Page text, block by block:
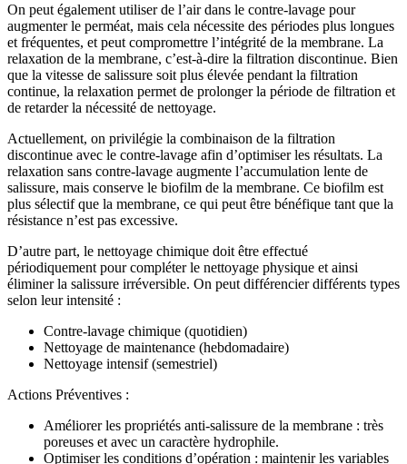
On peut également utiliser de l’air dans le contre-lavage pour
augmenter le perméat, mais cela nécessite des périodes plus longues
et fréquentes, et peut compromettre l’intégrité de la membrane. La
relaxation de la membrane, c’est-à-dire la filtration discontinue. Bien
que la vitesse de salissure soit plus élevée pendant la filtration
continue, la relaxation permet de prolonger la période de filtration et
de retarder la nécessité de nettoyage.
Actuellement, on privilégie la combinaison de la filtration
discontinue avec le contre-lavage afin d’optimiser les résultats. La
relaxation sans contre-lavage augmente l’accumulation lente de
salissure, mais conserve le biofilm de la membrane. Ce biofilm est
plus sélectif que la membrane, ce qui peut être bénéfique tant que la
résistance n’est pas excessive.
D’autre part, le nettoyage chimique doit être effectué
périodiquement pour compléter le nettoyage physique et ainsi
éliminer la salissure irréversible. On peut différencier différents types
selon leur intensité :
Contre-lavage chimique (quotidien)
Nettoyage de maintenance (hebdomadaire)
Nettoyage intensif (semestriel)
Actions Préventives :
Améliorer les propriétés anti-salissure de la membrane : très
poreuses et avec un caractère hydrophile.
Optimiser les conditions d’opération : maintenir les variables